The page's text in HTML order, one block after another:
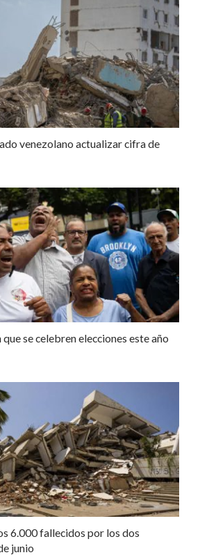
venezolano actualizar cifra de
se celebren elecciones este año
6.000 fallecidos por los dos
junio